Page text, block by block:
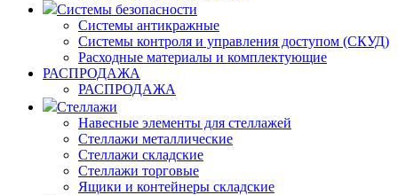
Системы безопасности
Системы антикражные
Системы контроля и управления доступом (СКУД)
Расходные материалы и комплектующие
РАСПРОДАЖА
РАСПРОДАЖА
Стеллажи
Навесные элементы для стеллажей
Стеллажи металлические
Стеллажи складские
Стеллажи торговые
Ящики и контейнеры складские